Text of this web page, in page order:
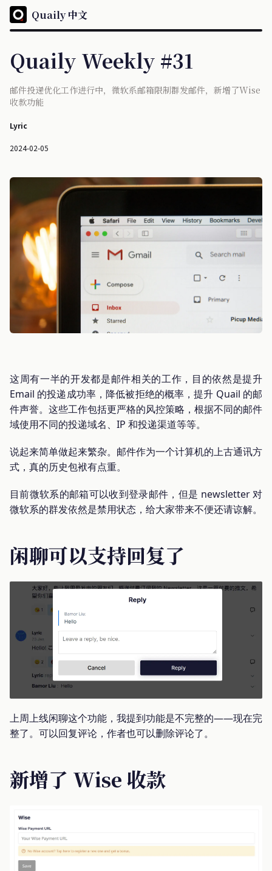
Quaily 中文
Quaily Weekly #31
邮件投递优化工作进行中，微软系邮箱限制群发邮件，新增了Wise
收款功能
Lyric
2024-02-05
这周有一半的开发都是邮件相关的工作，目的依然是提升
Email 的投递成功率，降低被拒绝的概率，提升 Quail 的邮
件声誉。这些工作包括更严格的风控策略，根据不同的邮件
域使用不同的投递域名、IP 和投递渠道等等。
说起来简单做起来繁杂。邮件作为一个计算机的上古通讯方
式，真的历史包袱有点重。
目前微软系的邮箱可以收到登录邮件，但是 newsletter 对
微软系的群发依然是禁用状态，给大家带来不便还请谅解。
闲聊可以支持回复了
上周上线闲聊这个功能，我提到功能是不完整的——现在完
整了。可以回复评论，作者也可以删除评论了。
新增了 Wise 收款